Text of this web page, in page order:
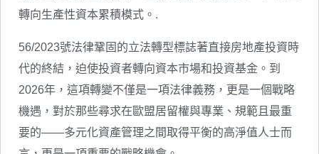
轉向生產性資本累積模式。.
56/2023號法律鞏固的立法轉型標誌著直接房地產投資時
代的終結，迫使投資者轉向資本市場和投資基金。到
2026年，這項轉變不僅是一項法律義務，更是一個戰略
機遇，對於那些尋求在歐盟居留權與專業、規範且最重
要的——多元化資產管理之間取得平衡的高淨值人士而